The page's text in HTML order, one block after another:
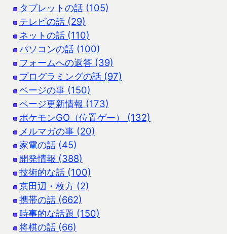
タブレットの話 (105)
テレビの話 (29)
ネットの話 (110)
パソコンの話 (100)
フォームへの返答 (39)
プログラミングの話 (97)
ページの事 (150)
ページ更新情報 (173)
ポケモンGO（位置ゲー） (132)
メルマガの事 (20)
家電の話 (45)
開発情報 (388)
技術的な話 (100)
京田辺・枚方 (2)
携帯の話 (662)
時事的な話題 (150)
将棋の話 (66)